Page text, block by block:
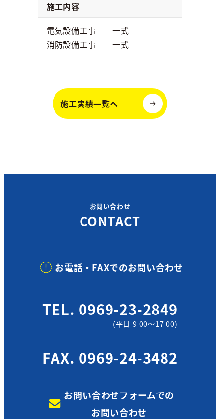
施工内容
電気設備工事 一式
消防設備工事 一式
施工実績一覧へ
お問い合わせ
CONTACT
お電話・FAXでのお問い合わせ
TEL. 0969-23-2849
(平日 9:00～17:00)
FAX. 0969-24-3482
お問い合わせフォームでの
お問い合わせ